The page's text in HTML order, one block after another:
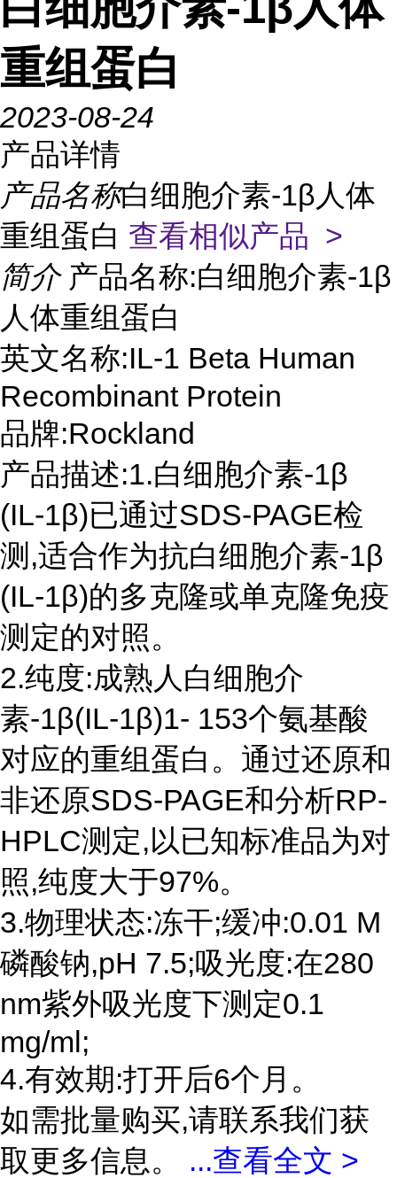
重组蛋白
2023-08-24
产品详情
产品名称白细胞介素-1β人体
重组蛋白 查看相似产品 >
简介 产品名称:白细胞介素-1β
人体重组蛋白
英文名称:IL-1 Beta Human
Recombinant Protein
品牌:Rockland
产品描述:1.白细胞介素-1β
(IL-1β)已通过SDS-PAGE检
测,适合作为抗白细胞介素-1β
(IL-1β)的多克隆或单克隆免疫
测定的对照。
2.纯度:成熟人白细胞介
素-1β(IL-1β)1- 153个氨基酸
对应的重组蛋白。通过还原和
非还原SDS-PAGE和分析RP-
HPLC测定,以已知标准品为对
照,纯度大于97%。
3.物理状态:冻干;缓冲:0.01 M
磷酸钠,pH 7.5;吸光度:在280
nm紫外吸光度下测定0.1
mg/ml;
4.有效期:打开后6个月。
如需批量购买,请联系我们获
取更多信息。 ...查看全文 >